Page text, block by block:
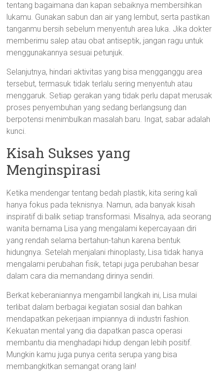
tentang bagaimana dan kapan sebaiknya membersihkan
lukamu. Gunakan sabun dan air yang lembut, serta pastikan
tanganmu bersih sebelum menyentuh area luka. Jika dokter
memberimu salep atau obat antiseptik, jangan ragu untuk
menggunakannya sesuai petunjuk.
Selanjutnya, hindari aktivitas yang bisa mengganggu area
tersebut, termasuk tidak terlalu sering menyentuh atau
menggaruk. Setiap gerakan yang tidak perlu dapat merusak
proses penyembuhan yang sedang berlangsung dan
berpotensi menimbulkan masalah baru. Ingat, sabar adalah
kunci.
Kisah Sukses yang
Menginspirasi
Ketika mendengar tentang bedah plastik, kita sering kali
hanya fokus pada teknisnya. Namun, ada banyak kisah
inspiratif di balik setiap transformasi. Misalnya, ada seorang
wanita bernama Lisa yang mengalami kepercayaan diri
yang rendah selama bertahun-tahun karena bentuk
hidungnya. Setelah menjalani rhinoplasty, Lisa tidak hanya
mengalami perubahan fisik, tetapi juga perubahan besar
dalam cara dia memandang dirinya sendiri.
Berkat keberaniannya mengambil langkah ini, Lisa mulai
terlibat dalam berbagai kegiatan sosial dan bahkan
mendapatkan pekerjaan impiannya di industri fashion.
Kekuatan mental yang dia dapatkan pasca operasi
membantu dia menghadapi hidup dengan lebih positif.
Mungkin kamu juga punya cerita serupa yang bisa
membangkitkan semangat orang lain!